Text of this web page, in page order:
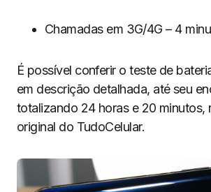
Chamadas em 3G/4G – 4
É possível conferir o teste de
em descrição detalhada, até seu
totalizando 24 horas e 20 minutos,
original do TudoCelular.